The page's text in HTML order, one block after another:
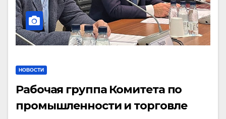
НОВОСТИ
Рабочая группа Комитета по
промышленности и торговле